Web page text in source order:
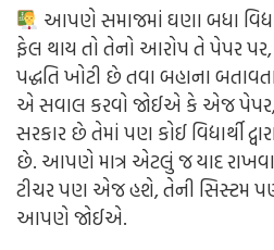
આપણે સમાજમાં ઘણા બધા
ફેલ થાય તો તેનો આરોપ તે પેપર પર,
પદ્ધતિ ખોટી છે તવા બહાના
એ સવાલ કરવો જોઈએ કે એજ
સરકાર છે તેમાં પણ કોઈ વિદ્યાર્થી
છે. આપણે માત્ર એટલું જ યાદ
ટીચર પણ એજ હશે, તેની સિસ્ટમ
આપણે જોઈએ.